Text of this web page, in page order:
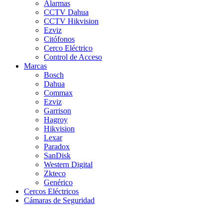
Alarmas
CCTV Dahua
CCTV Hikvision
Ezviz
Citófonos
Cerco Eléctrico
Control de Acceso
Marcas
Bosch
Dahua
Commax
Ezviz
Garrison
Hagroy
Hikvision
Lexar
Paradox
SanDisk
Western Digital
Zkteco
Genérico
Cercos Eléctricos
Cámaras de Seguridad